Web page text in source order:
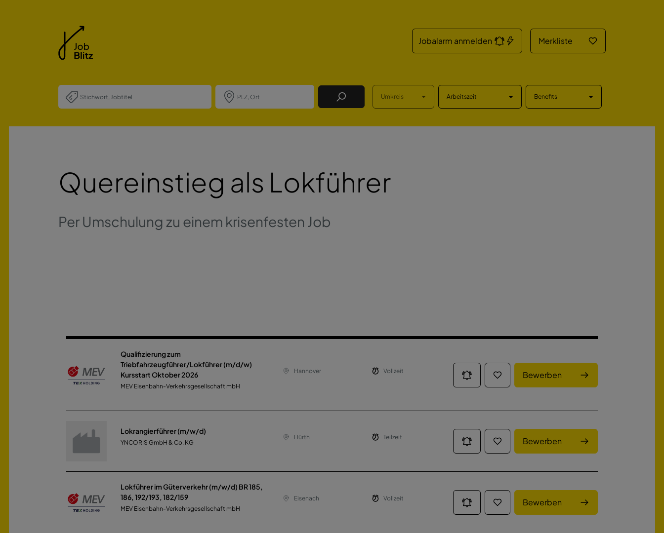
Jobalarm anmelden Merkliste
Job Finden Umkreis Arbeitszeit Benefits
Quereinstieg als Lokführer
Per Umschulung zu einem krisenfesten Job
Qualifizierung zum
Triebfahrzeugführer/Lokführer (m/d/w)
Kursstart Oktober 2026
MEV Eisenbahn-Verkehrsgesellschaft mbH
Hannover Vollzeit Bewerben
Lokrangierführer (m/w/d)
YNCORIS GmbH & Co. KG
Hürth Teilzeit Bewerben
Lokführer im Güterverkehr (m/w/d) BR 185,
186, 192/193, 182/159
MEV Eisenbahn-Verkehrsgesellschaft mbH
Eisenach Vollzeit Bewerben